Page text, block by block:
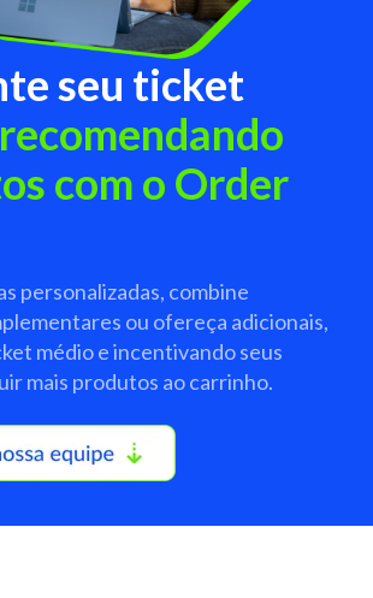
seu ticket
recomendando
com o Order
personalizadas, combine
ou ofereça adicionais,
médio e incentivando seus
mais produtos ao carrinho.